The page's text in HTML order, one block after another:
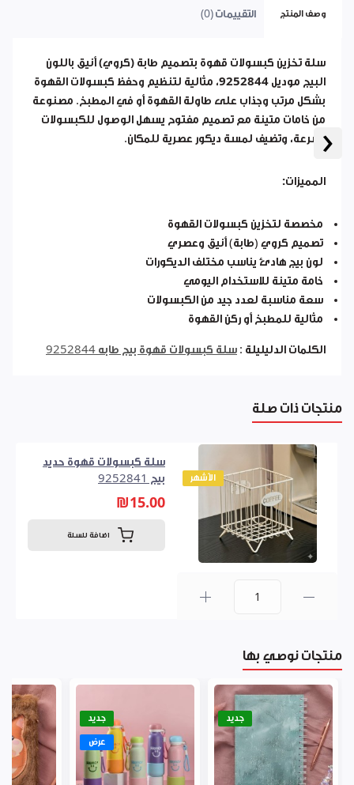
‹
وصف المنتج التقييمات (0)
سلة تخزين كبسولات قهوة بتصميم طابة (كروي) أنيق باللون
البيج موديل 9252844، مثالية لتنظيم وحفظ كبسولات القهوة
بشكل مرتب وجذاب على طاولة القهوة أو في المطبخ. مصنوعة
من خامات متينة مع تصميم مفتوح يسهل الوصول للكبسولات
بسرعة، وتضيف لمسة ديكور عصرية للمكان.
المميزات:
مخصصة لتخزين كبسولات القهوة
تصميم كروي (طابة) أنيق وعصري
لون بيج هادئ يناسب مختلف الديكورات
خامة متينة للاستخدام اليومي
سعة مناسبة لعدد جيد من الكبسولات
مثالية للمطبخ أو ركن القهوة
الكلمات الدليليلة : سلة كبسولات قهوة بيج طابه 9252844
منتجات ذات صلة
الأشهر
سلة كبسولات قهوة حديد
بيج 9252841
₪15.00
اضافة للسلة
منتجات نوصي بها
جديد جديد
عرض